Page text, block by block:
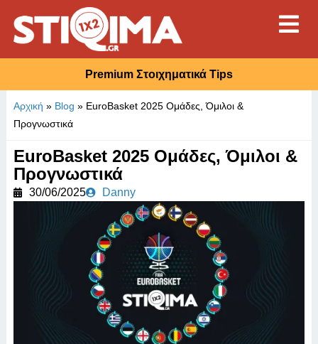
Premium Στοιχηματικά Tips
Αρχική » Blog » EuroBasket 2025 Ομάδες, Όμιλοι &
Προγνωστικά
EuroBasket 2025 Ομάδες, Όμιλοι &
Προγνωστικά
30/06/2025 Danny